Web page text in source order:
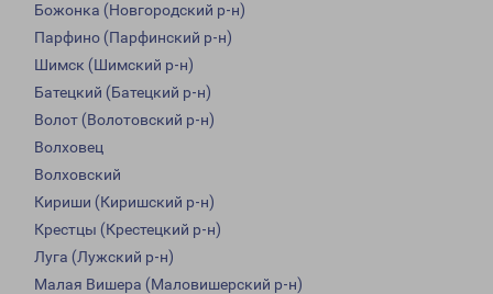
Божонка (Новгородский р-н)
Парфино (Парфинский р-н)
Шимск (Шимский р-н)
Батецкий (Батецкий р-н)
Волот (Волотовский р-н)
Волховец
Волховский
Кириши (Киришский р-н)
Крестцы (Крестецкий р-н)
Луга (Лужский р-н)
Малая Вишера (Маловишерский р-н)